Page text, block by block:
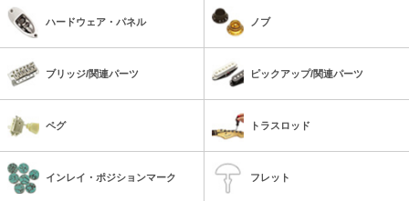
ハードウェア・パネル ノブ
ブリッジ/関連パーツ ピックアップ/関連パーツ
ペグ トラスロッド
インレイ・ポジションマーク フレット